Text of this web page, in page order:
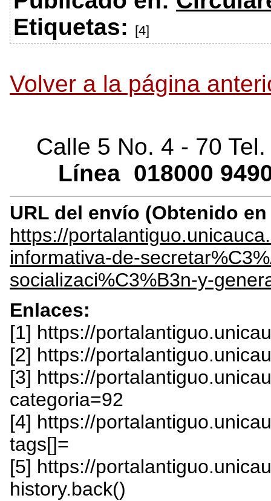
Etiquetas: [4]
Volver a la página
Calle 5 No. 4 - 70
Línea 018000
URL del envío (Obtenido
https://
informativa-de-
socializaci%C3%B3n-y-
Enlaces:
[1] https://
[2] https://
[3] https://
categoria=92
[4] https://
tags[]=
[5] https://
history.back()